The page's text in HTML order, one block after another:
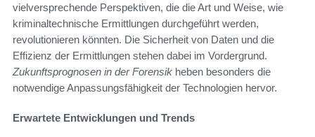
vielversprechende Perspektiven, die die Art und Weise, wie
kriminaltechnische Ermittlungen durchgeführt werden,
revolutionieren könnten. Die Sicherheit von Daten und die
Effizienz der Ermittlungen stehen dabei im Vordergrund.
Zukunftsprognosen in der Forensik heben besonders die
notwendige Anpassungsfähigkeit der Technologien hervor.
Erwartete Entwicklungen und Trends